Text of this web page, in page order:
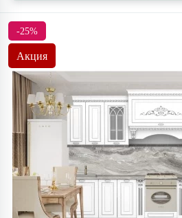
-25%
Акция